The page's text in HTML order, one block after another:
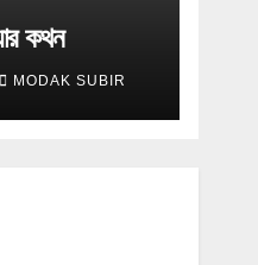
কথন
MODAK SUBIR